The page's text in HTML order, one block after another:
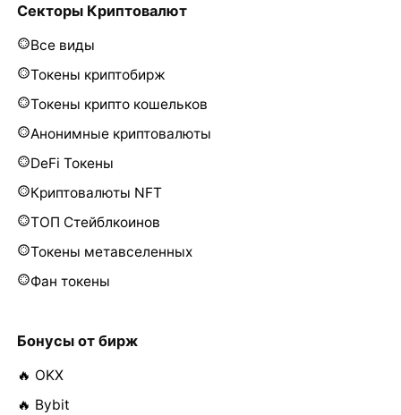
Секторы Криптовалют
Все виды
Токены криптобирж
Токены крипто кошельков
Анонимные криптовалюты
DeFi Токены
Криптовалюты NFT
ТОП Стейблкоинов
Токены метавселенных
Фан токены
Бонусы от бирж
🔥 OKX
🔥 Bybit